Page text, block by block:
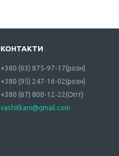
+380 (63) 875-97-17 розн
+380 (95) 247-16-02 розн
+380 (67) 800-12-22 Опт
vashitkani@gmail.com